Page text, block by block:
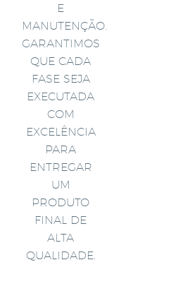
E
MANUTENÇÃO.
GARANTIMOS
QUE CADA
FASE SEJA
EXECUTADA
COM
EXCELÊNCIA
PARA
ENTREGAR
UM
PRODUTO
FINAL DE
ALTA
QUALIDADE.